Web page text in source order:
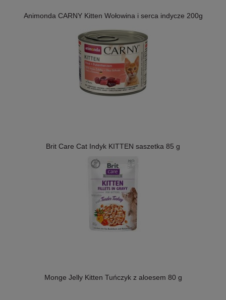
Animonda CARNY Kitten Wołowina i serca indycze 200g
Brit Care Cat Indyk KITTEN saszetka 85 g
Monge Jelly Kitten Tuńczyk z aloesem 80 g